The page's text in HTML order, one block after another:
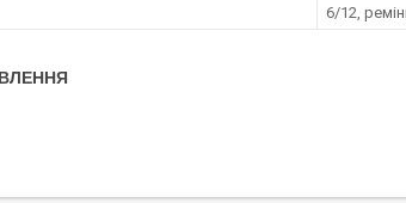
6/12,